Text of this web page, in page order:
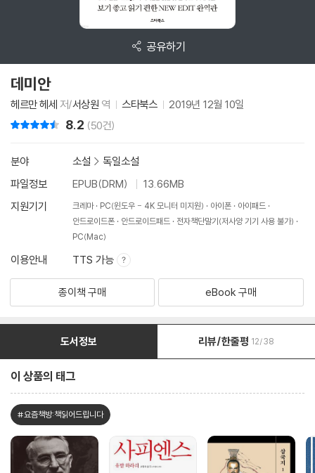
공유하기
데미안
헤르만 헤세 저/서상원 역 스타북스 2019년 12월 10일
8.2 (50건)
분야 소설 > 독일소설
파일정보
EPUB(DRM)
13.66MB
지원기기
크레마 PC(윈도우 - 4K 모니터 미지원) 아이폰
아이패드
안드로이드폰
안드로이드패드
전자책단말기(저사양 기기 사용 불가)
PC(Mac)
이용안내 TTS 가능
종이책 구매 eBook 구매
도서정보 리뷰/한줄평 12/38
이 상품의 태그
#요즘책방:책읽어드립니다